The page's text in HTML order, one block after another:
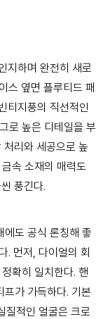
지하며 완전히 새로
스 옆면 플루티드 패
티지풍의 직선적인
로 높은 디테일을 부
리와 세공으로 높
속 소재의 매력도
풍긴다.
에도 공식 론칭해 좋
. 먼저, 다이얼의 회
확히 일치한다. 핸
가 가득하다. 기본
질적인 얼굴은 크로